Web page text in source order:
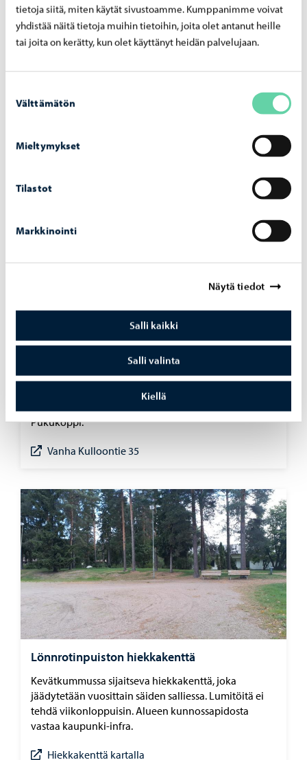
tietoja siitä, miten käytät sivustoamme. Kumppanimme voivat
yhdistää näitä tietoja muihin tietoihin, joita olet antanut heille
tai joita on kerätty, kun olet käyttänyt heidän palvelujaan.
valinta
Välttämätön
Mieltymykset
Tilastot
Markkinointi
Näytä tiedot
Salli kaikki
Salli valinta
Kiellä
Valaistu tekonurmi. Talvisin luonnonjääkenttä.
Kulloon hiekkakenttä
Pukukoppi.
Vanha Kulloontie 35
Lönnrotinpuiston hiekkakenttä
Kevätkummussa sijaitseva hiekkakenttä, joka
jäädytetään vuosittain säiden salliessa. Lumitöitä ei
tehdä viikonloppuisin. Alueen kunnossapidosta
vastaa kaupunki-infra.
Hiekkakenttä kartalla